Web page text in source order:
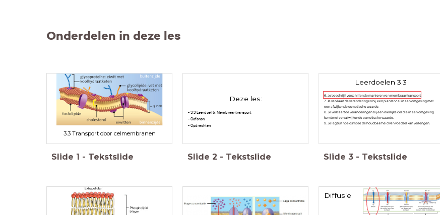
Onderdelen in deze les
3.3 Transport door celmembranen
Slide 1 - Tekstslide
Deze les:
- 3.3 Leerdoel 6; Membraantransport
- Oefenen
- Opdrachten
Slide 2 - Tekstslide
Leerdoelen 3.3
6. Je beschrijft verschillende manieren van membraantransport.
7. Je verklaart de veranderingen bij een plantencel in een omgeving met
een afwijkende osmotische waarde.
8. Je verklaart de veranderingen bij een dierlijke cel die in een omgeving
komt met een afwijkende osmotische waarde.
9. Je legt uit hoe osmose de houdbaarheid van voedsel kan verlengen.
Slide 3 - Tekstslide
Diffusie